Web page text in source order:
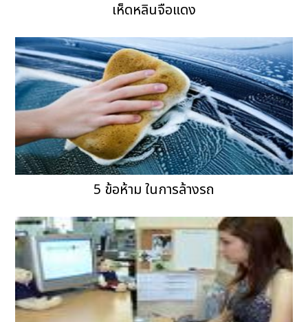
เห็ดหลินจือแดง
5 ข้อห้าม ในการล้างรถ